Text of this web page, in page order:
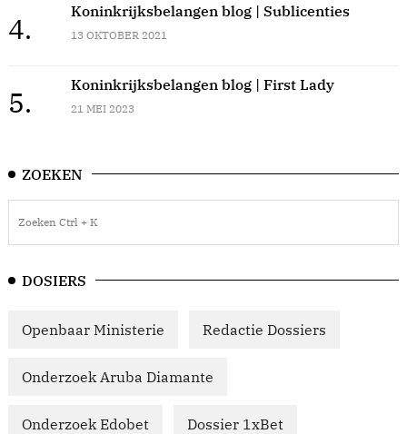
4.
Koninkrijksbelangen blog | Sublicenties
13 OKTOBER 2021
5.
Koninkrijksbelangen blog | First Lady
21 MEI 2023
ZOEKEN
DOSIERS
Openbaar Ministerie Redactie Dossiers
Onderzoek Aruba Diamante
Onderzoek Edobet Dossier 1xBet